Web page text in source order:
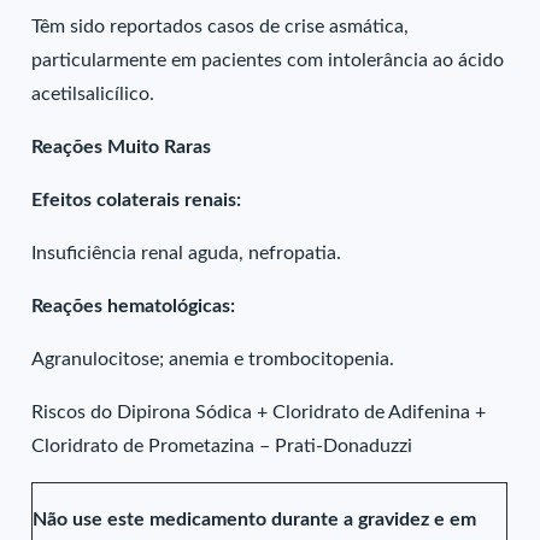
Têm sido reportados casos de crise asmática,
particularmente em pacientes com intolerância ao ácido
acetilsalicílico.
Reações Muito Raras
Efeitos colaterais renais:
Insuficiência renal aguda, nefropatia.
Reações hematológicas:
Agranulocitose; anemia e trombocitopenia.
Riscos do Dipirona Sódica + Cloridrato de Adifenina +
Cloridrato de Prometazina – Prati-Donaduzzi
Não use este medicamento durante a gravidez e em